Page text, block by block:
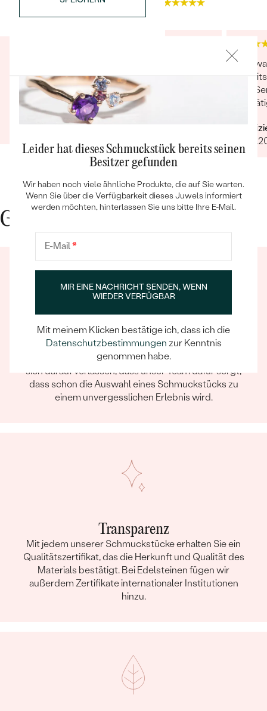
Bestseller
ANSEHEN
Geschenk meiner Frau an Weihnachten
gegeben habe.
Verifizierter Kunde
24.11.2020
Das
den
per
Ach ja,
Gute Gründe für Eppi
Ein Eppi-sches Erlebnis
Wenn Sie online oder persönlich einkaufen, können Sie
sich darauf verlassen, dass unser Team dafür sorgt,
dass schon die Auswahl eines Schmuckstücks zu
einem unvergesslichen Erlebnis wird.
Transparenz
Mit jedem unserer Schmuckstücke erhalten Sie ein
Qualitätszertifikat, das die Herkunft und Qualität des
Materials bestätigt. Bei Edelsteinen fügen wir
außerdem Zertifikate internationaler Institutionen
hinzu.
Leider hat dieses Schmuckstück bereits seinen
Besitzer gefunden
Wir haben noch viele ähnliche Produkte, die auf Sie warten.
Wenn Sie über die Verfügbarkeit dieses Juwels informiert
werden möchten, hinterlassen Sie uns bitte Ihre E-Mail.
E-Mail*
MIR EINE NACHRICHT SENDEN, WENN
WIEDER VERFÜGBAR
Mit meinem Klicken bestätige ich, dass ich die
Datenschutzbestimmungen zur Kenntnis
genommen habe.